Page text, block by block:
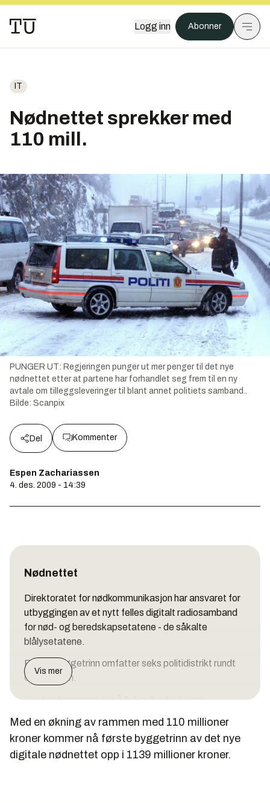
Logg inn Abonner
IT
Nødnettet sprekker med
110 mill.
PUNGER UT: Regjeringen punger ut mer penger til det nye
nødnettet etter at partene har forhandlet seg frem til en ny
avtale om tilleggsleveringer til blant annet politiets samband..
Bilde: Scanpix
Del Kommenter
Espen Zachariassen
4. des. 2009 - 14:39
Nødnettet
Direktoratet for nødkommunikasjon har ansvaret for
utbyggingen av et nytt felles digitalt radiosamband
for nød- og beredskapsetatene - de såkalte
blålysetatene.
Første byggetrinn omfatter seks politidistrikt rundt
Oslofjorden.
Kostnadsrammen er på 3,5 milliarder kroner.
Prosjektet startet i 2007 og skulle på lufta våren
2008.
Det er oppstått forsinkelser underveis, og kun deler
Vis mer
Med en økning av rammen med 110 millioner
kroner kommer nå første byggetrinn av det nye
digitale nødnettet opp i 1139 millioner kroner.